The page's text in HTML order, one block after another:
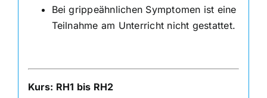
Bei grippeähnlichen Symptomen ist eine
Teilnahme am Unterricht nicht gestattet.
Kurs: RH1 bis RH2